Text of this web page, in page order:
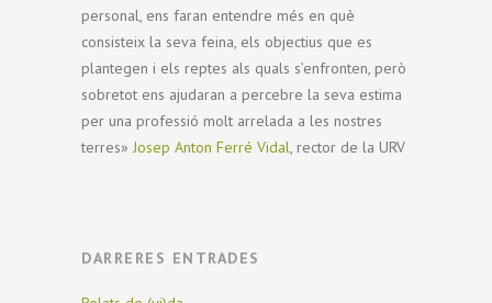
personal, ens faran entendre més en què
consisteix la seva feina, els objectius que es
plantegen i els reptes als quals s’enfronten, però
sobretot ens ajudaran a percebre la seva estima
per una professió molt arrelada a les nostres
terres» Josep Anton Ferré Vidal , rector de la URV
DARRERES ENTRADES